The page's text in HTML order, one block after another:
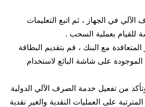
في الجهاز ، ثم اتبع التعليمات
للقيام بعملية السحب .
مع البنك ، قم بتقديم البطاقة
الموجودة على شاشة البائع لاستخدام
من تفعيل خدمة الصرف الآلي الدولية
على العمليات النقدية والغير نقدية